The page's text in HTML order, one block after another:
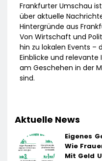
Frankfurter Umschau
über aktuelle
Hintergründe aus
Von Wirtschaft und
hin zu lokalen Events
Einblicke und
am Geschehen in der
sind.
Aktuelle News
Eigenes
Wie
Mit Geld